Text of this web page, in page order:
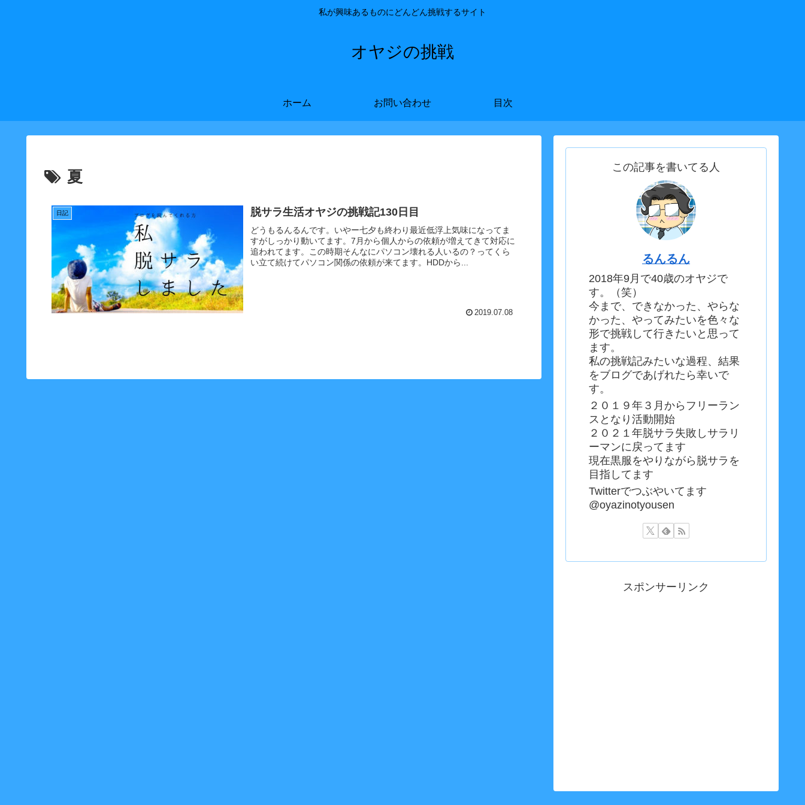
私が興味あるものにどんどん挑戦するサイト
オヤジの挑戦
ホーム お問い合わせ 目次
夏
日記 脱サラ生活オヤジの挑戦記130日目
どうもるんるんです。いやー七夕も終わり最近低浮上気味になってま
すがしっかり動いてます。7月から個人からの依頼が増えてきて対応に
追われてます。この時期そんなにパソコン壊れる人いるの？ってくら
い立て続けてパソコン関係の依頼が来てます。HDDから...
2019.07.08
この記事を書いてる人
るんるん
2018年9月で40歳のオヤジで
す。（笑）
今まで、できなかった、やらな
かった、やってみたいを色々な
形で挑戦して行きたいと思って
ます。
私の挑戦記みたいな過程、結果
をブログであげれたら幸いで
す。
２０１９年３月からフリーラン
スとなり活動開始
２０２１年脱サラ失敗しサラリ
ーマンに戻ってます
現在黒服をやりながら脱サラを
目指してます
Twitterでつぶやいてます
@oyazinotyousen
スポンサーリンク